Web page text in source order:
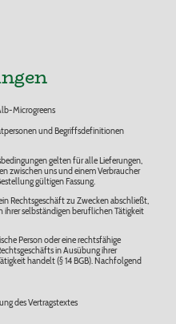
Microgreens
und Begriffsdefinitionen
gelten für alle Lieferungen,
zwischen uns und einem Verbraucher
gültigen Fassung.
Rechtsgeschäft zu Zwecken abschließt,
ihrer selbständigen beruflichen Tätigkeit
Person oder eine rechtsfähige
in Ausübung ihrer
handelt (§ 14 BGB). Nachfolgend
des Vertragstextes